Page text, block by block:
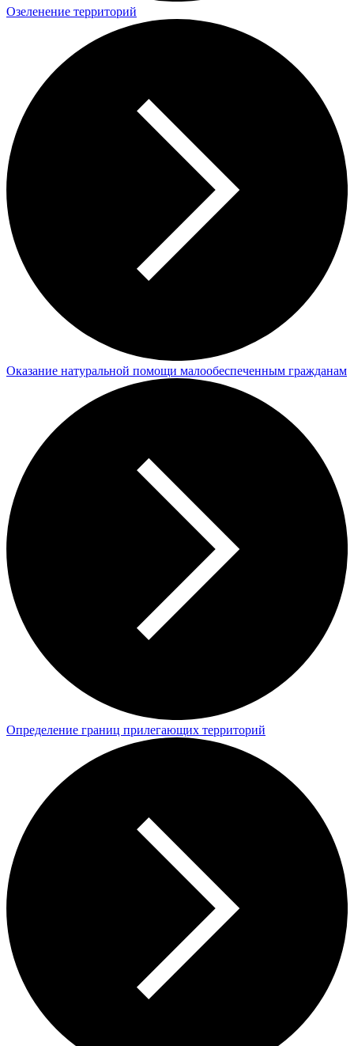
Озеленение территорий
Оказание натуральной помощи малообеспеченным гражданам
Определение границ прилегающих территорий